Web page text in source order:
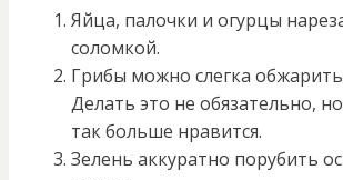
Яйца, палочки и огурцы
соломкой.
Грибы можно слегка
Делать это не обязательно,
так больше нравится.
Зелень аккуратно порубить